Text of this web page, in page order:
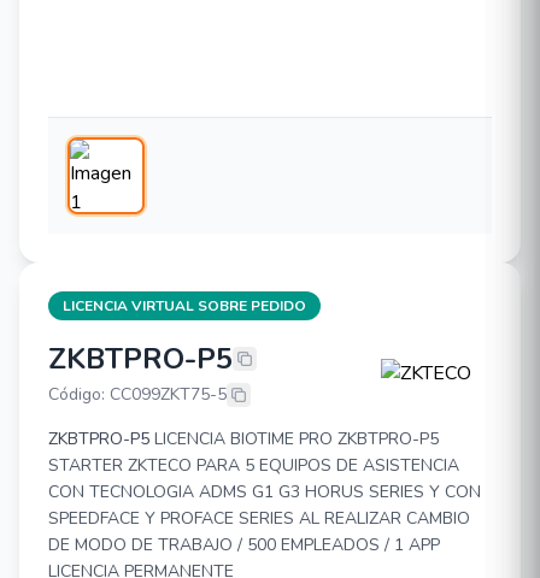
LICENCIA VIRTUAL SOBRE PEDIDO
ZKTECO ZKBTPRO-P5
ZKBTPRO-P5
Código: CC099ZKT75-5
ZKBTPRO-P5 LICENCIA BIOTIME PRO ZKBTPRO-P5
STARTER ZKTECO PARA 5 EQUIPOS DE ASISTENCIA
CON TECNOLOGIA ADMS G1 G3 HORUS SERIES Y CON
SPEEDFACE Y PROFACE SERIES AL REALIZAR CAMBIO
DE MODO DE TRABAJO / 500 EMPLEADOS / 1 APP
LICENCIA PERMANENTE